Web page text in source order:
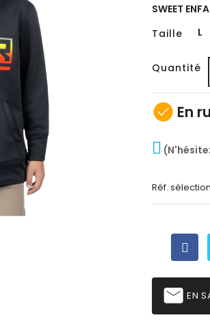
SWEET
Taille
L
Quantité
check_circle En
Réf.
email EN